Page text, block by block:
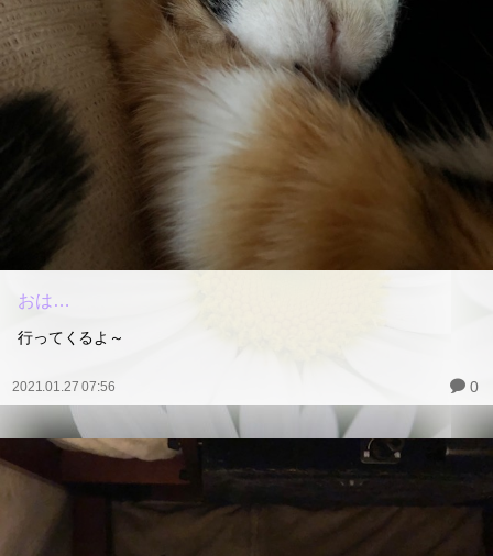
おは…
行ってくるよ～
2021.01.27 07:56 0